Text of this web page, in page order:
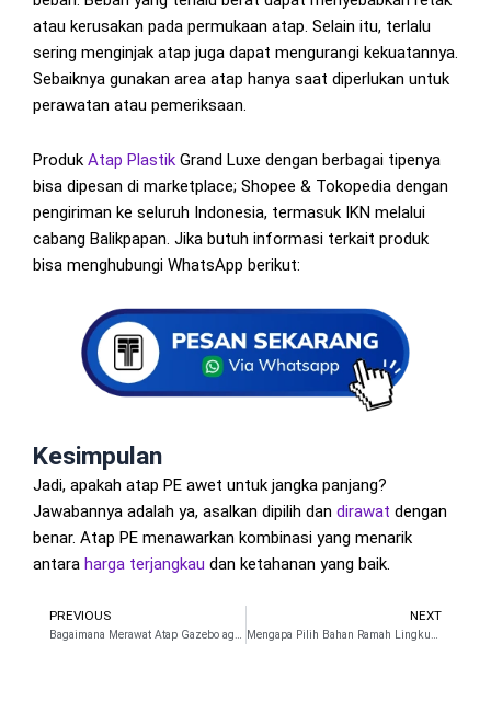
atau kerusakan pada permukaan atap. Selain itu, terlalu
sering menginjak atap juga dapat mengurangi kekuatannya.
Sebaiknya gunakan area atap hanya saat diperlukan untuk
perawatan atau pemeriksaan.
Produk Atap Plastik Grand Luxe dengan berbagai tipenya
bisa dipesan di marketplace; Shopee & Tokopedia dengan
pengiriman ke seluruh Indonesia, termasuk IKN melalui
cabang Balikpapan. Jika butuh informasi terkait produk
bisa menghubungi WhatsApp berikut:
Kesimpulan
Jadi, apakah atap PE awet untuk jangka panjang?
Jawabannya adalah ya, asalkan dipilih dan dirawat dengan
benar. Atap PE menawarkan kombinasi yang menarik
antara harga terjangkau dan ketahanan yang baik.
Prev
PREVIOUS
Bagaimana Merawat Atap Gazebo agar Tahan Lama?
NEXT
Mengapa Pilih Bahan Ramah Lingkungan untuk Atap?